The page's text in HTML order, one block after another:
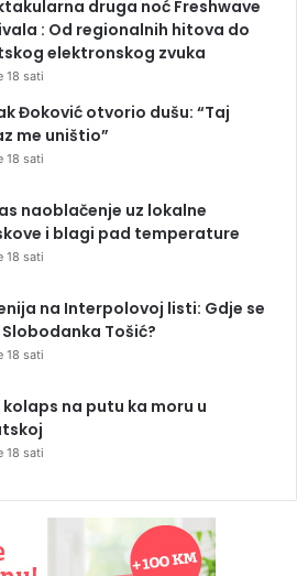
druga noć Freshwave
: Od regionalnih hitova do
elektronskog zvuka
18 sati
Đoković otvorio dušu: “Taj
me uništio”
18 sati
naoblačenje uz lokalne
i blagi pad temperature
18 sati
na Interpolovoj listi: Gdje se
Tošić?
18 sati
kolaps na putu ka moru u
18 sati